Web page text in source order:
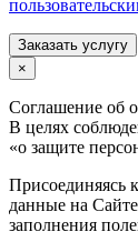
Заказать услугу
×
Соглашение об
В целях
«о защите
Присоединяясь
данные на
заполнения